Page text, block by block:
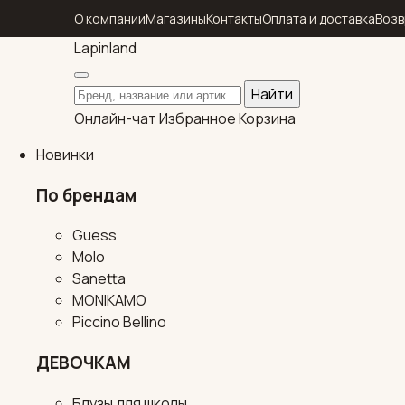
О компанииМагазиныКонтактыОплата и доставка
Lapinland
Поиск по каталогу
Найти
Онлайн-чатИзбранноеКорзина
Новинки
По брендам
Guess
Molo
Sanetta
MONIKAMO
Piccino Bellino
ДЕВОЧКАМ